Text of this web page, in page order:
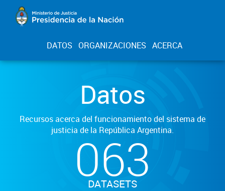
DATOS ORGANIZACIONES ACERCA
Datos
Recursos acerca del funcionamiento del sistema de
justicia de la República Argentina.
063
DATASETS